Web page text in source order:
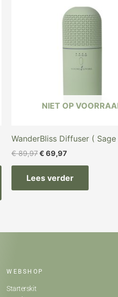
NIET OP
WanderBliss Diffuser (
€89,97
€ 89,97.
€ 69,97
is:
€ 69,97.
Lees verder
WEBSHOP
Starterskit